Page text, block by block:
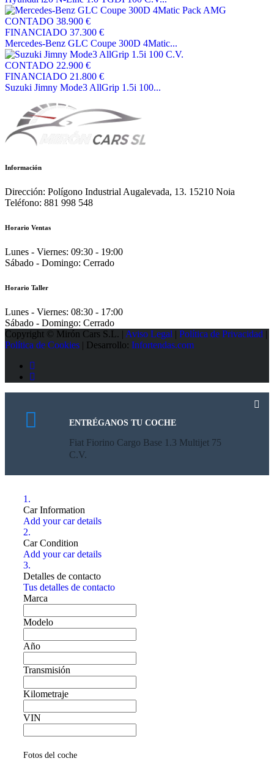
CONTADO 38.900 €
FINANCIADO 37.300 €
Mercedes-Benz GLC Coupe 300D 4Matic...
CONTADO 22.900 €
FINANCIADO 21.800 €
Suzuki Jimny Mode3 AllGrip 1.5i 100...
Información
Dirección: Polígono Industrial Augalevada, 13. 15210 Noia
Teléfono: 881 998 548
Horario Ventas
Lunes - Viernes: 09:30 - 19:00
Sábado - Domingo: Cerrado
Horario Taller
Lunes - Viernes: 08:30 - 17:00
Sábado - Domingo: Cerrado
Copyright © Mirón Cars S.L. | Aviso Legal | Política de Privacidad |
Política de Cookies | Desarrollo: Infortendas.com
ENTRÉGANOS TU COCHE
Fiat Fiorino Cargo Base 1.3 Multijet 75
C.V.
1.
Car Information
Add your car details
2.
Car Condition
Add your car details
3.
Detalles de contacto
Tus detalles de contacto
Marca
Modelo
Año
Transmisión
Kilometraje
VIN
Fotos del coche